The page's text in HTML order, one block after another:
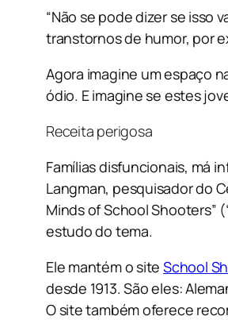
“Não se pode dizer se
transtornos de humor, por
Agora imagine um espaço
ódio. E imagine se estes
Receita perigosa
Famílias disfuncionais, má
Langman, pesquisador do
Minds of School Shooters”
estudo do tema.
Ele mantém o siteSchool
desde 1913. São eles:
O site também oferece